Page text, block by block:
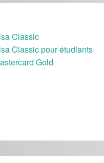
Classic
Classic pour étudiants
Gold